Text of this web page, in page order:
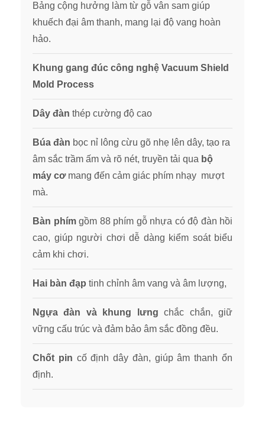
Bảng cộng hưởng làm từ gỗ vân sam giúp
khuếch đại âm thanh, mang lại độ vang hoàn
hảo.
Khung gang đúc công nghệ Vacuum Shield
Mold Process
Dây đàn thép cường độ cao
Búa đàn bọc nỉ lông cừu gõ nhẹ lên dây, tạo ra
âm sắc trầm ấm và rõ nét, truyền tải qua bộ
máy cơmang đến cảm giác phím nhạy mượt
mà.
Bàn phímgồm 88 phím gỗ nhựa có độ đàn hồi
cao, giúp người chơi dễ dàng kiểm soát biểu
cảm khi chơi.
Hai bàn đạp tinh chỉnh âm vang và âm lượng,
Ngựa đàn và khung lưng chắc chắn, giữ
vững cấu trúc và đảm bảo âm sắc đồng đều.
Chốt pin cố định dây đàn, giúp âm thanh ổn
định.